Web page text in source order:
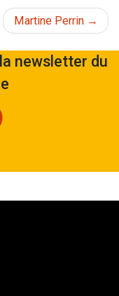
Martine Perrin
newsletter du